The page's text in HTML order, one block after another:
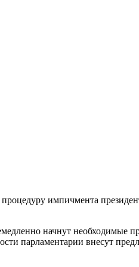
импичмента
начнут необходимые
парламентарии внесут